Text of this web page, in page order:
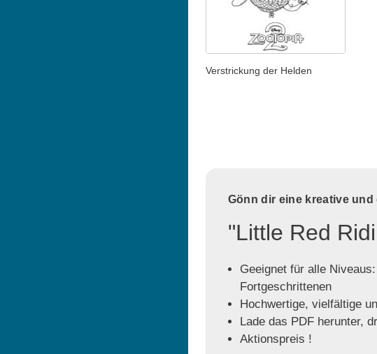
Verstrickung der Helden
Gönn dir eine kreative
"Little Red
Geeignet für alle
Fortgeschrittenen
Hochwertige, vielfältige
Lade das PDF herunter,
Aktionspreis !